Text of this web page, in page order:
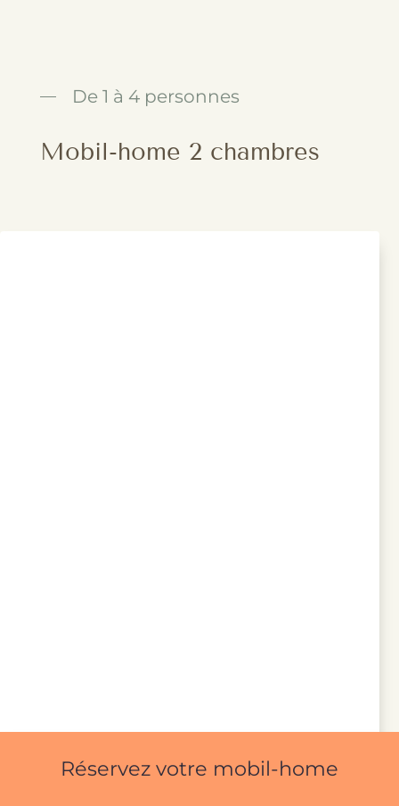
De 1 à 4 personnes
Mobil-home 2 chambres
Réservez votre mobil-home